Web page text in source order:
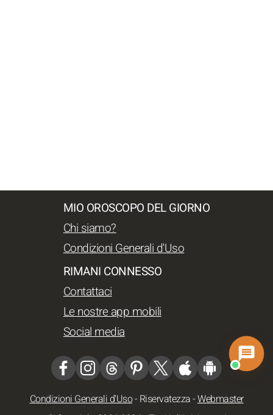
MIO OROSCOPO DEL GIORNO
Chi siamo?
Condizioni Generali d'Uso
RIMANI CONNESSO
Contattaci
Le nostre app mobili
Social media
Condizioni Generali d'Uso- Riservatezza-Webmaster